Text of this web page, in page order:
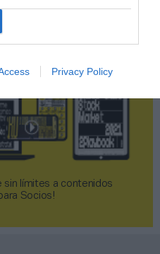
Privacy Policy
sin límites a contenidos
Socios!​​​​​​​